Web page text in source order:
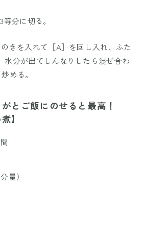
等分に切る。
のきを入れて［A］を回し入れ、ふた
水分が出てしんなりしたら混ぜ合わ
める。
とご飯にのせると最高！
】
量）